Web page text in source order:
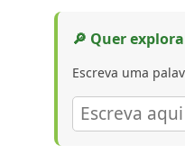
🔎 Quer
Escreva uma